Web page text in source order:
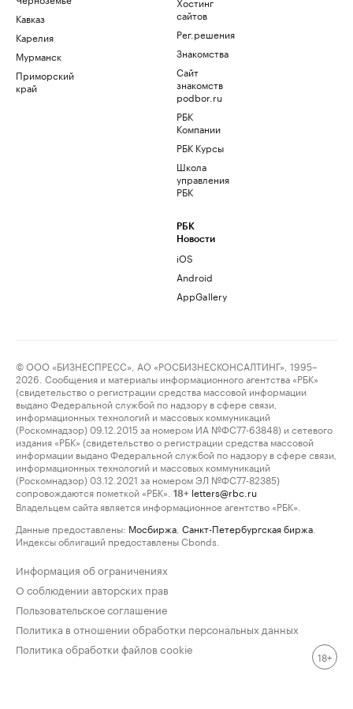
Кавказ
Карелия
Мурманск
Приморский
край
сайтов
Рег.решения
Знакомства
Сайт
знакомств
podbor.ru
РБК
Компании
РБК Курсы
Школа
управления
РБК
РБК
Новости
iOS
Android
AppGallery
© ООО «БИЗНЕСПРЕСС», АО «РОСБИЗНЕСКОНСАЛТИНГ», 1995–
2026. Сообщения и материалы информационного агентства «РБК»
(свидетельство о регистрации средства массовой информации
выдано Федеральной службой по надзору в сфере связи,
информационных технологий и массовых коммуникаций
(Роскомнадзор) 09.12.2015 за номером ИА №ФС77-63848) и сетевого
издания «РБК» (свидетельство о регистрации средства массовой
информации выдано Федеральной службой по надзору в сфере связи,
информационных технологий и массовых коммуникаций
(Роскомнадзор) 03.12.2021 за номером ЭЛ №ФС77-82385)
сопровождаются пометкой «РБК».
18+ letters@rbc.ru
Владельцем сайта является информационное агентство «РБК».
Данные предоставлены: Мосбиржа Санкт-Петербургская биржа
Индексы облигаций предоставлены Cbonds.
Информация об ограничениях
О соблюдении авторских прав
Пользовательское соглашение
Политика в отношении обработки персональных данных
Политика обработки файлов cookie
18+